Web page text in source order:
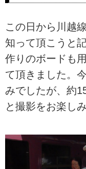
この日から川越
知って頂こうと
作りのボードも
て頂きました。
みでしたが、約
と撮影をお楽し